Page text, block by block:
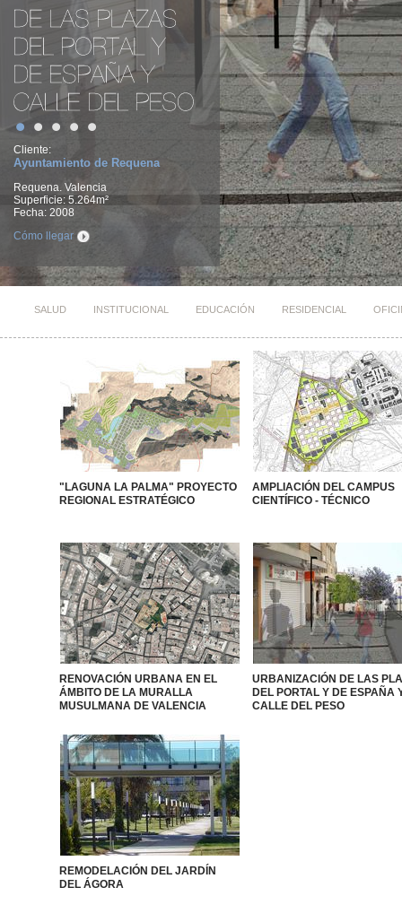
Cliente:
Ayuntamiento de Requena
Requena. Valencia
Superficie: 5.264m²
Fecha: 2008
Cómo llegar
SALUD INSTITUCIONAL EDUCACIÓN RESIDENCIAL
"LAGUNA LA PALMA" PROYECTO
REGIONAL ESTRATÉGICO
AMPLIACIÓN DEL CAMPUS
CIENTÍFICO - TÉCNICO
RENOVACIÓN URBANA EN EL
ÁMBITO DE LA MURALLA
MUSULMANA DE VALENCIA
URBANIZACIÓN DE LAS
DEL PORTAL Y DE ESPAÑA
CALLE DEL PESO
REMODELACIÓN DEL JARDÍN
DEL ÁGORA